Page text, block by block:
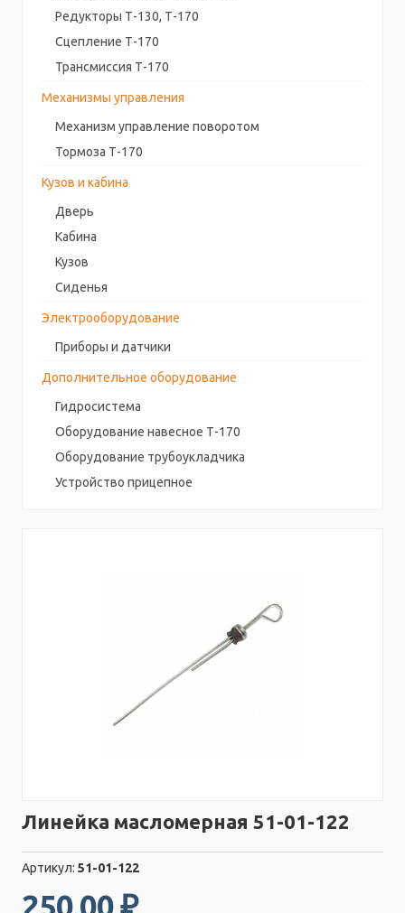
Редукторы Т-130, Т-170
Сцепление Т-170
Трансмиссия Т-170
Механизмы управления
Механизм управление поворотом
Тормоза Т-170
Кузов и кабина
Дверь
Кабина
Кузов
Сиденья
Электрооборудование
Приборы и датчики
Дополнительное оборудование
Гидросистема
Оборудование навесное Т-170
Оборудование трубоукладчика
Устройство прицепное
Линейка масломерная 51-01-122
Артикул: 51-01-122
250,00 ₽